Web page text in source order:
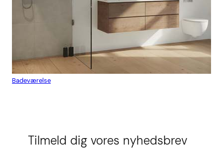
Badeværelse
Tilmeld dig vores nyhedsbrev